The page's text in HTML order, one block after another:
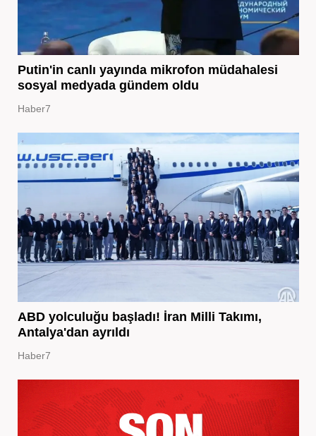
Putin'in canlı yayında mikrofon müdahalesi
sosyal medyada gündem oldu
Haber7
ABD yolculuğu başladı! İran Milli Takımı,
Antalya'dan ayrıldı
Haber7